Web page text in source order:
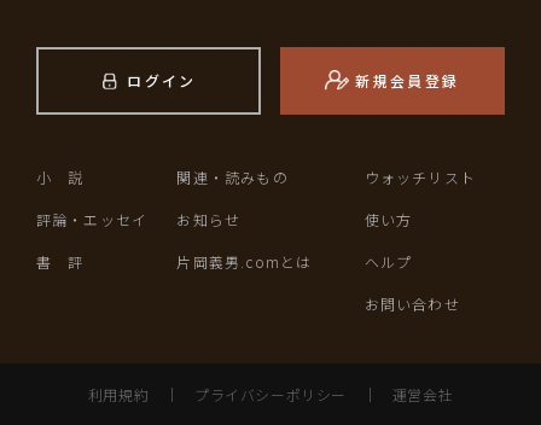
ログイン 新規会員登録
小 説
評論・エッセイ
書 評
関連・読みもの
お知らせ
片岡義男.comとは
ウォッチリスト
使い方
ヘルプ
お問い合わせ
利用規約 ｜ プライバシーポリシー ｜ 運営会社